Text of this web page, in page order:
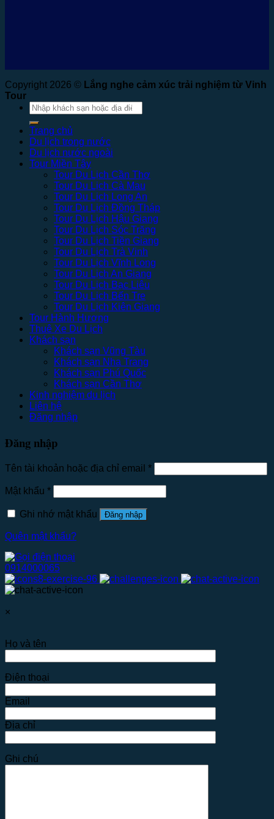
Copyright 2026 © Lắng nghe cảm xúc trải nghiệm từ Vinh
Tour
Tìm
kiếm:
Trang chủ
Du lịch trong nước
Du lịch nước ngoài
Tour Miền Tây
Tour Du Lịch Cần Thơ
Tour Du Lịch Cà Mau
Tour Du Lịch Long An
Tour Du Lịch Đồng Tháp
Tour Du Lịch Hậu Giang
Tour Du Lịch Sóc Trăng
Tour Du Lịch Tiền Giang
Tour Du Lịch Trà Vinh
Tour Du Lịch Vĩnh Long
Tour Du Lịch An Giang
Tour Du Lịch Bạc Liêu
Tour Du Lịch Bến Tre
Tour Du Lịch Kiên Giang
Tour Hành Hương
Thuê Xe Du Lịch
Khách sạn
Khách sạn Vũng Tàu
Khách sạn Nha Trang
Khách sạn Phú Quốc
Khách sạn Cần Thơ
Kinh nghiệm du lịch
Liên hệ
Đăng nhập
Đăng nhập
Tên tài khoản hoặc địa chỉ email *
Mật khẩu *
Ghi nhớ mật khẩu Đăng nhập
Quên mật khẩu?
0914000065
×
Họ và tên
Điện thoại
Email
Địa chỉ
Ghi chú